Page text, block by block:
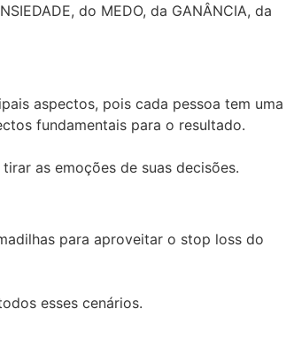
do MEDO, da GANÂNCIA, da
aspectos, pois cada pessoa tem uma
fundamentais para o resultado.
as emoções de suas decisões.
para aproveitar o stop loss do
esses cenários.